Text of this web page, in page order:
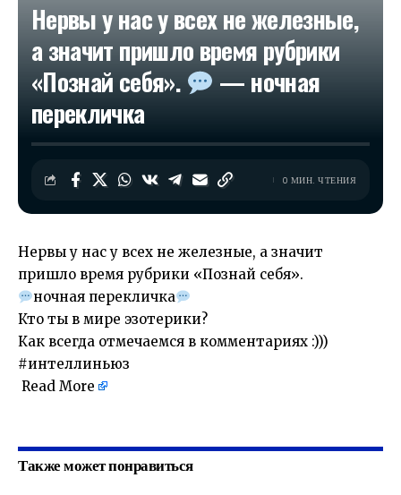
Нервы у нас у всех не железные,
а значит пришло время рубрики
«Познай себя».
— ночная
перекличка
0 МИН. ЧТЕНИЯ
Нервы у нас у всех не железные, а значит
пришло время рубрики «Познай себя».
ночная перекличка
Кто ты в мире эзотерики?
Как всегда отмечаемся в комментариях :)))
#интеллиньюз
Read More
Также может понравиться